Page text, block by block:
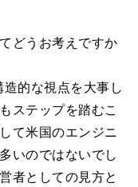
どうお考えですか
的な視点を大事し
ステップを踏むこ
て米国のエンジニ
いのではないでし
者としての見方と